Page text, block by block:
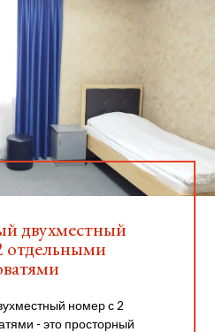
двухместный
отдельными
номер с 2
- это просторный